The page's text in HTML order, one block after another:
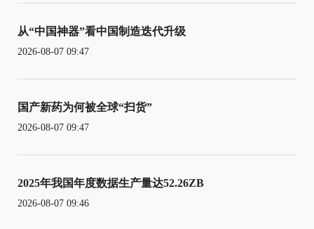
从“中国神器”看中国制造迭代升级
2026-08-07 09:47
国产新药为何被全球“扫货”
2026-08-07 09:47
2025年我国年度数据生产量达52.26ZB
2026-08-07 09:46